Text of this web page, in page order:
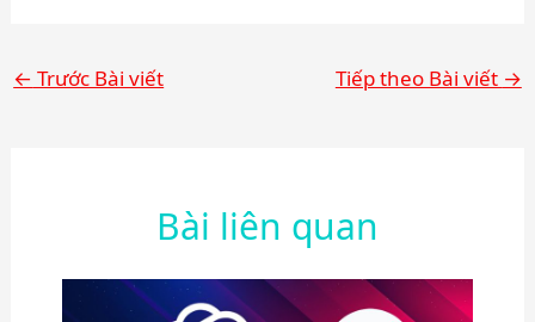
← Trước Bài viết Tiếp theo Bài viết →
Bài liên quan